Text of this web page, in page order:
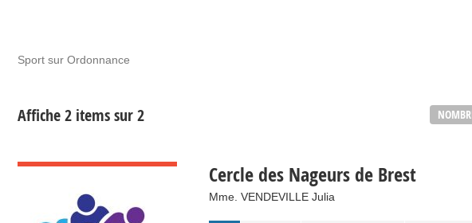
Sport sur Ordonnance
Affiche 2 items sur 2
Cercle des Nageurs de Brest
Mme. VENDEVILLE Julia